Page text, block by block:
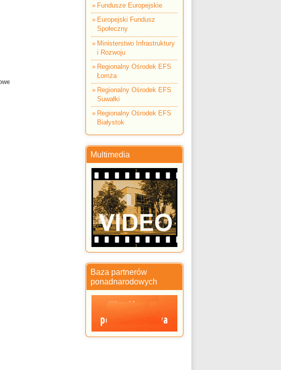
Fundusze Europejskie
Europejski Fundusz
Społeczny
Ministerstwo Infrastruktury
i Rozwoju
Regionalny Ośrodek EFS
Łomża
Regionalny Ośrodek EFS
Suwałki
Regionalny Ośrodek EFS
Białystok
Multimedia
Baza partnerów
ponadnarodowych